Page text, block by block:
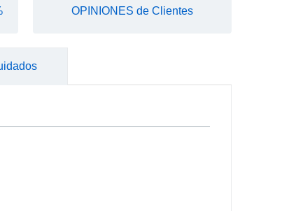
OPINIONES de Clientes